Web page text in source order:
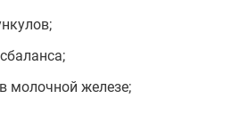
молочной железе;